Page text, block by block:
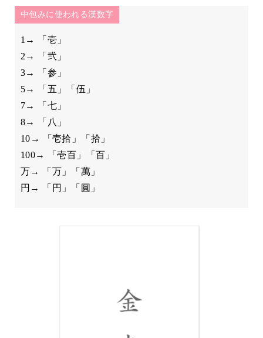
中包みに使われる漢数字
1→ 「壱」
2→ 「弐」
3→ 「参」
5→ 「五」「伍」
7→ 「七」
8→ 「八」
10→ 「壱拾」「拾」
100→ 「壱百」「百」
万→ 「万」「萬」
円→ 「円」「圓」